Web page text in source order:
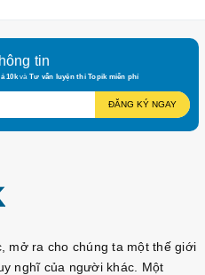
tin
10kvà Tư vấn luyện thi Topik miễn phí
ĐĂNG KÝ NGAY
mở ra cho chúng ta một thế giới
nghĩ của người khác. Một